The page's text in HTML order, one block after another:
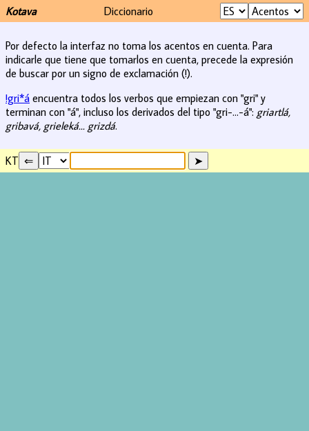
Kotava Diccionario
Por defecto la interfaz no toma los acentos en cuenta. Para
indicarle que tiene que tomarlos en cuenta, precede la expresión
de buscar por un signo de exclamación (!).
!gri*á encuentra todos los verbos que empiezan con "gri" y
terminan con "á", incluso los derivados del tipo "gri-...-á": griartlá,
gribavá, grieleká... grizdá.
KT